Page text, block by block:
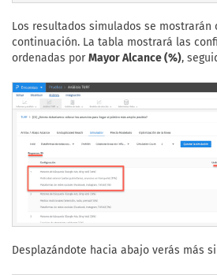
Los resultados simulados se mostrarán
continuación. La tabla mostrará las
ordenadas porMayor Alcance (%),
Desplazándote hacia abajo verás más